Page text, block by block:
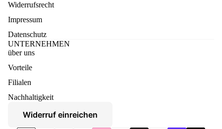
Widerrufsrecht
Impressum
Datenschutz
UNTERNEHMEN
über uns
Vorteile
Filialen
Nachhaltigkeit
Widerruf einreichen